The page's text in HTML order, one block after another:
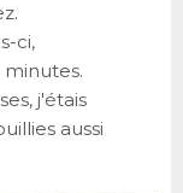
ci,
j'étais
aussi